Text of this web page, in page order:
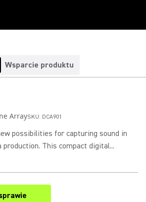
Wsparcie produktu
ArraySKU: DCA901
possibilities for capturing sound in
production. This compact digital...